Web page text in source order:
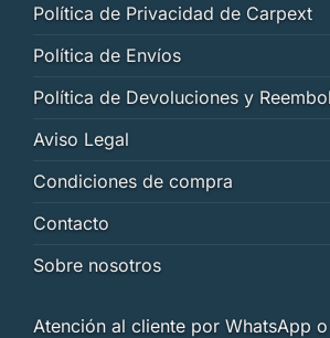
Política de Privacidad de Carpext
Política de Envíos
Política de Devoluciones y
Aviso Legal
Condiciones de compra
Contacto
Sobre nosotros
Atención al cliente por WhatsApp